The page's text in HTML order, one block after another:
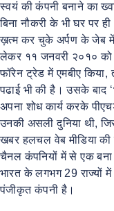
स्वयं की कंपनी बनाने का
बिना नौकरी के भी घर पर
ख़त्म कर चुके अर्पण के जेब
लेकर ११ जनवरी २०१० को
फॉरेन ट्रेड में एमबीए
पढाई भी की है। उसके बाद
अपना शोध कार्य करके
उनकी असली दुनिया थी,
खबर हलचल वेब मीडिया
चैनल कंपनियों में से एक
भारत के लगभग 29 राज्यों
पंजीकृत कंपनी है।